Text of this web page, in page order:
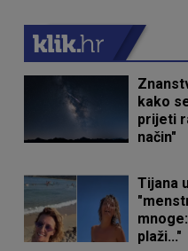
kako
prijeti
način"
Tijana
plaži..."